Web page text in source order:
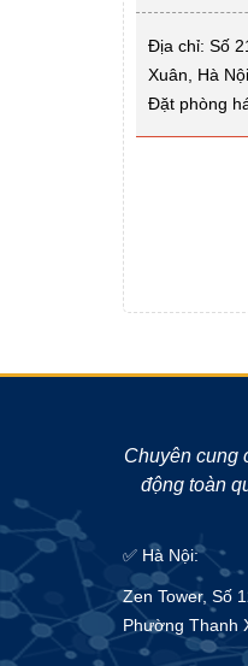
Địa chỉ: Số
Xuân, Hà Nội
Đặt phòng
Chuyên cung
động toàn
✅ Hà Nội:
Zen Tower, Số
Phường Thanh